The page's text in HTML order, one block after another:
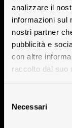
analizzare il
informazioni sul
nostri partner
pubblicità e
con altre
raccolto dal suo
delNecessari